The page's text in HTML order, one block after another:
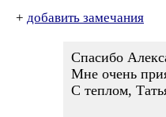
+ добавить замечания
Спасибо
Мне очень
С теплом,